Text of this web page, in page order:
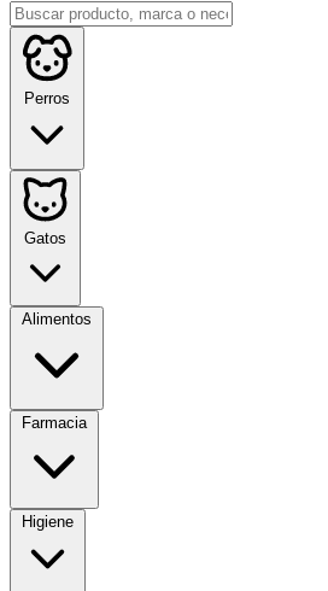
Perros
Gatos
Alimentos
Farmacia
Higiene